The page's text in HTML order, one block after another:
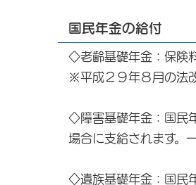
国民年金の給付
◇老齢基礎年金：保険
※平成２９年８月の法
◇障害基礎年金：国民
場合に支給されます。
◇遺族基礎年金：国民